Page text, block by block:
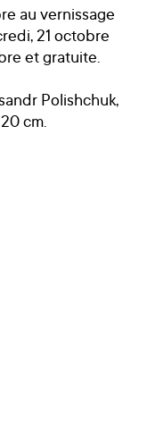
au vernissage
21 octobre
et gratuite.
Polishchuk,
cm.